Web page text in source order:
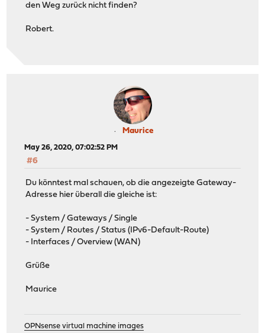
den Weg zurück nicht finden?
Robert.
Maurice
May 26, 2020, 07:02:52 PM
#6
Du könntest mal schauen, ob die angezeigte Gateway-
Adresse hier überall die gleiche ist:
- System / Gateways / Single
- System / Routes / Status (IPv6-Default-Route)
- Interfaces / Overview (WAN)
Grüße
Maurice
OPNsense virtual machine images